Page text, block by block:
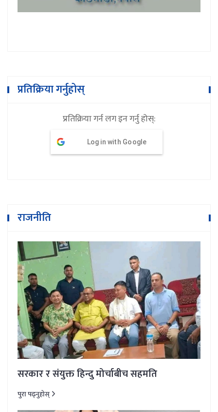
प्रतिक्रिया गर्नुहोस्
प्रतिक्रिया गर्न लग इन गर्नु होस्:
Log in with Google
राजनीति
सरकार र संयुक्त हिन्दु मोर्चाबीच सहमति
पुरा पढ्नुहोस्